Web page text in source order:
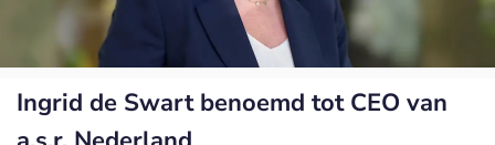
Ingrid de Swart benoemd tot CEO van